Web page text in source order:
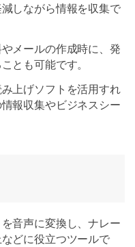
しながら情報を収集で
メールの作成時に、発
とも可能です。
上げソフトを活用すれ
報収集やビジネスシー
音声に変換し、ナレー
どに役立つツールで